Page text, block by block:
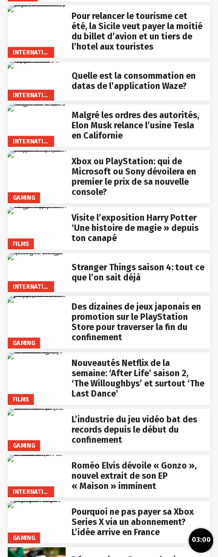
INTERNATIONAL
Pour relancer le tourisme cet
été, la Sicile veut payer la moitié
du billet d’avion et un tiers de
l’hotel aux touristes
INTERNATIONAL
Quelle est la consommation en
datas de l’application Waze?
INTERNATIONAL
Malgré les ordres des autorités,
Elon Musk relance l’usine Tesla
en Californie
GAMING
Xbox ou PlayStation: qui de
Microsoft ou Sony dévoilera en
premier le prix de sa nouvelle
console?
FILMS
Visite l’exposition Harry Potter
‘Une histoire de magie » depuis
ton canapé
INTERNATIONAL
Stranger Things saison 4: tout ce
que l’on sait déjà
GAMING
Des dizaines de jeux japonais en
promotion sur le PlayStation
Store pour traverser la fin du
confinement
FILMS
Nouveautés Netflix de la
semaine: ‘After Life’ saison 2,
‘The Willoughbys’ et surtout ‘The
Last Dance’
GAMING
L’industrie du jeu vidéo bat des
records depuis le début du
confinement
INTERNATIONAL
Roméo Elvis dévoile « Gonzo »,
nouvel extrait de son EP
« Maison » imminent
GAMING
Pourquoi ne pas payer sa Xbox
Series X via un abonnement?
L’idée arrive en France
03:00